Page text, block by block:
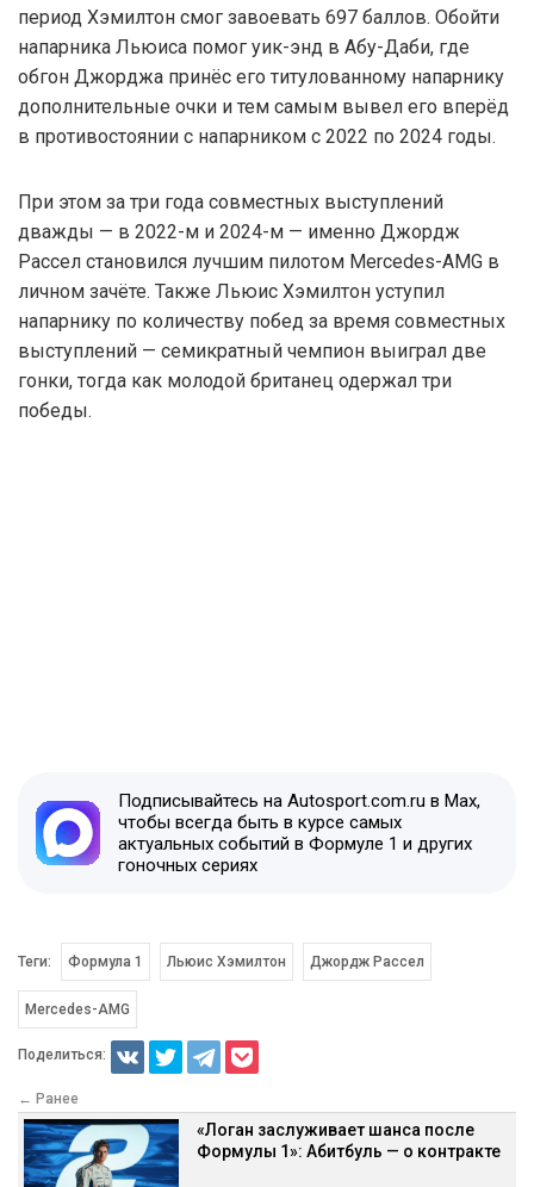
период Хэмилтон смог завоевать 697 баллов. Обойти
напарника Льюиса помог уик-энд в Абу-Даби, где
обгон Джорджа принёс его титулованному напарнику
дополнительные очки и тем самым вывел его вперёд
в противостоянии с напарником с 2022 по 2024 годы.
При этом за три года совместных выступлений
дважды — в 2022-м и 2024-м — именно Джордж
Рассел становился лучшим пилотом Mercedes-AMG в
личном зачёте. Также Льюис Хэмилтон уступил
напарнику по количеству побед за время совместных
выступлений — семикратный чемпион выиграл две
гонки, тогда как молодой британец одержал три
победы.
Подписывайтесь на Autosport.com.ru в Max,
чтобы всегда быть в курсе самых
актуальных событий в Формуле 1 и других
гоночных сериях
Теги: Формула 1 Льюис Хэмилтон Джордж Рассел
Mercedes-AMG
Поделиться:
← Ранее
«Логан заслуживает шанса после
Формулы 1»: Абитбуль — о контракте